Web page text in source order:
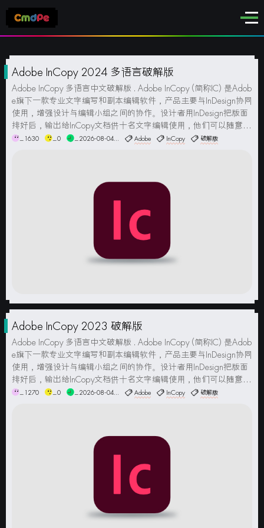
Adobe InCopy 2024 多语言破解版
Adobe InCopy 多语言中文破解版 . Adobe InCopy (简称IC) 是Adob
e旗下一款专业文字编写和副本编辑软件，产品主要与InDesign协同
使用，增强设计与编辑小组之间的协作。设计者用InDesign把版面
排好后，输出给InCopy文档供十名文字编辑使用，他们可以随意修
改文稿，随后把文档再寄回给排版者，文字会自动更新，版面...
_1630 _0 _2026-08-04... Adobe InCopy 破解版
Adobe InCopy 2023 破解版
Adobe InCopy 多语言中文破解版 . Adobe InCopy (简称IC) 是Adob
e旗下一款专业文字编写和副本编辑软件，产品主要与InDesign协同
使用，增强设计与编辑小组之间的协作。设计者用InDesign把版面
排好后，输出给InCopy文档供十名文字编辑使用，他们可以随意修
改文稿，随后把文档再寄回给排版者，文字会自动更新，版面...
_1270 _0 _2026-08-04... Adobe InCopy 破解版